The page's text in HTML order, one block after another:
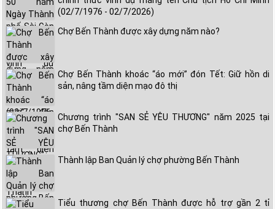
(02/7/1976 - 02/7/2026)
Chợ Bến Thành được xây dựng năm nào?
Chợ Bến Thành khoác “áo mới” đón Tết: Giữ hồn di
sản, nâng tầm diện mạo đô thị
Chương trình "SAN SẺ YÊU THƯƠNG" năm 2025 tại
chợ Bến Thành
Thành lập Ban Quản lý chợ phường Bến Thành
Tiểu thương chợ Bến Thành được hỗ trợ gần 2 tỉ